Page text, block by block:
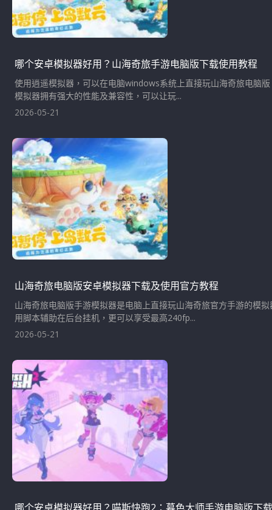
哪个安卓模拟器好用？山海奇旅手游电脑版下载使用教程
使用逍遥模拟器，可以在电脑windows系统上直接玩山海奇旅电脑
模拟器拥有强大的性能及兼容性，可以让玩...
2026-05-21
山海奇旅电脑版安卓模拟器下载及使用官方教程
山海奇旅电脑版手游模拟器是电脑上直接玩山海奇旅官方手游的模
用脚本辅助在后台挂机，更可以享受最高240fp...
2026-05-21